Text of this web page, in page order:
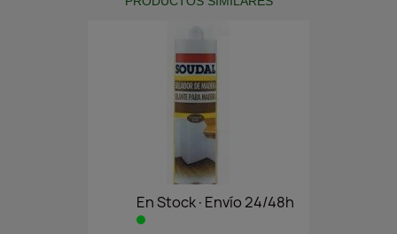
En Stock·Envío 24/48h